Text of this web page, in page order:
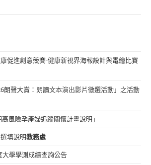
促進創意競賽-健康新視界海報設計與電繪比賽
朗聲大賞：朗讀文本演出影片徵選活動」之活動
風險孕產婦追蹤關懷計畫說明」
填說明教務處
大學學測成績查詢公告